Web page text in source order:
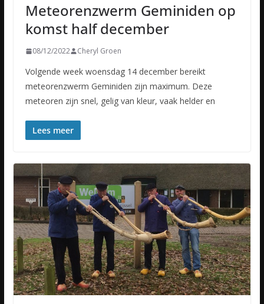
Meteorenzwerm Geminiden op
komst half december
08/12/2022 Cheryl Groen
Volgende week woensdag 14 december bereikt
meteorenzwerm Geminiden zijn maximum. Deze
meteoren zijn snel, gelig van kleur, vaak helder en
Lees meer